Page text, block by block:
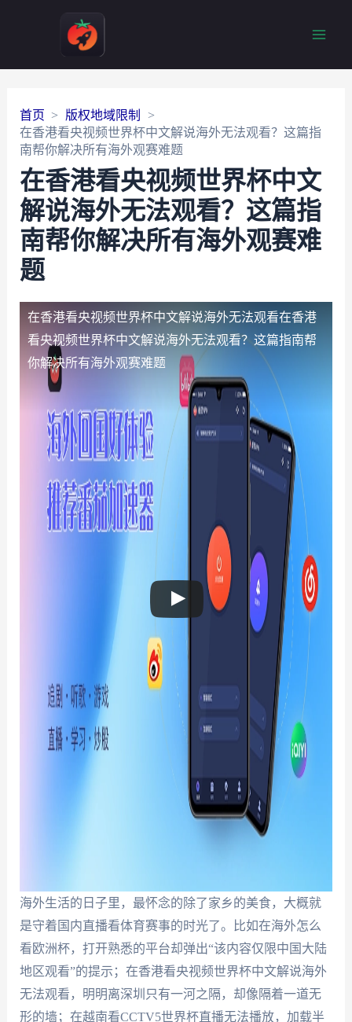
首页
版权地域限制
在香港看央视频世界杯中文解说海外无法观看？这篇指
南帮你解决所有海外观赛难题
在香港看央视频世界杯中文
解说海外无法观看？这篇指
南帮你解决所有海外观赛难
题
在香港看央视频世界杯中文解说海外无法观看在香港
看央视频世界杯中文解说海外无法观看？这篇指南帮
你解决所有海外观赛难题
海外生活的日子里，最怀念的除了家乡的美食，大概就
是守着国内直播看体育赛事的时光了。比如在海外怎么
看欧洲杯，打开熟悉的平台却弹出“该内容仅限中国大陆
地区观看”的提示；在香港看央视频世界杯中文解说海外
无法观看，明明离深圳只有一河之隔，却像隔着一道无
形的墙；在越南看CCTV5世界杯直播无法播放，加载半